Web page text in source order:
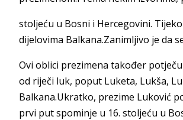
stoljeću u Bosni i Hercegovini.
dijelovima Balkana.Zanimljivo je da
Ovi oblici prezimena također
od riječi luk, poput Luketa, Lukša,
Balkana.Ukratko, prezime Luković
prvi put spominje u 16. stoljeću u